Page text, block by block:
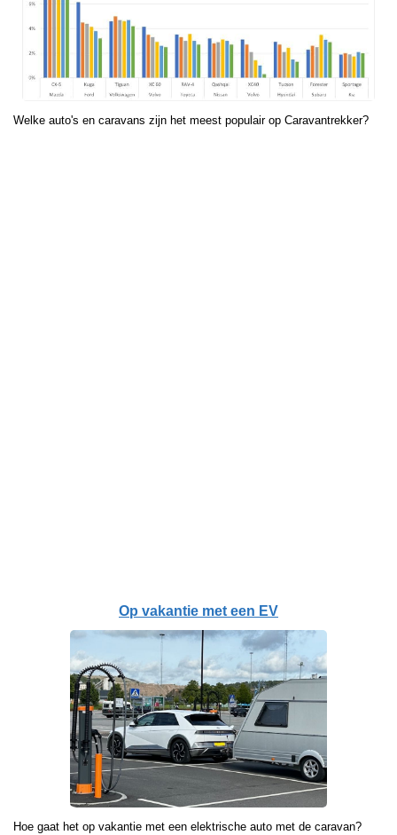
Welke auto's en caravans zijn het meest populair op Caravantrekker?
Op vakantie met een EV
Hoe gaat het op vakantie met een elektrische auto met de caravan?